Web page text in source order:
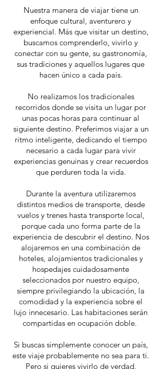
Nuestra manera de viajar tiene un
enfoque cultural, aventurero y
experiencial. Más que visitar un destino,
buscamos comprenderlo, vivirlo y
conectar con su gente, su gastronomía,
sus tradiciones y aquellos lugares que
hacen único a cada país.
No realizamos los tradicionales
recorridos donde se visita un lugar por
unas pocas horas para continuar al
siguiente destino. Preferimos viajar a un
ritmo inteligente, dedicando el tiempo
necesario a cada lugar para vivir
experiencias genuinas y crear recuerdos
que perduren toda la vida.
Durante la aventura utilizaremos
distintos medios de transporte, desde
vuelos y trenes hasta transporte local,
porque cada uno forma parte de la
experiencia de descubrir el destino. Nos
alojaremos en una combinación de
hoteles, alojamientos tradicionales y
hospedajes cuidadosamente
seleccionados por nuestro equipo,
siempre privilegiando la ubicación, la
comodidad y la experiencia sobre el
lujo innecesario. Las habitaciones serán
compartidas en ocupación doble.
Si buscas simplemente conocer un país,
este viaje probablemente no sea para ti.
Pero si quieres vivirlo de verdad,